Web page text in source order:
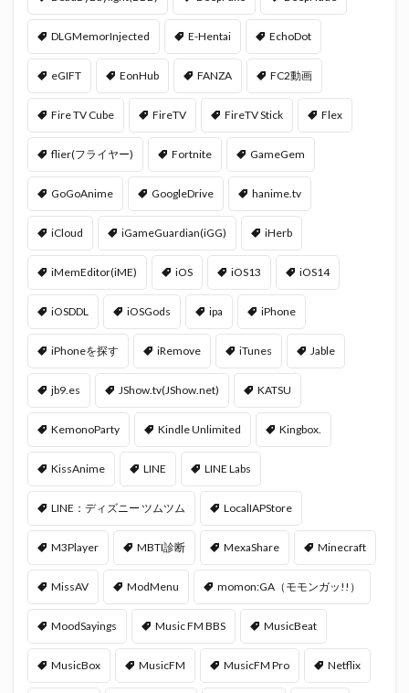
DLGMemorInjected E-Hentai EchoDot
eGIFT EonHub FANZA FC2動画
Fire TV Cube FireTV FireTV Stick Flex
flier(フライヤー) Fortnite GameGem
GoGoAnime GoogleDrive hanime.tv
iCloud iGameGuardian(iGG) iHerb
iMemEditor(iME) iOS iOS13 iOS14
iOSDDL iOSGods ipa iPhone
iPhoneを探す iRemove iTunes Jable
jb9.es JShow.tv(JShow.net) KATSU
KemonoParty Kindle Unlimited Kingbox.
KissAnime LINE LINE Labs
LINE：ディズニー ツムツム LocalIAPStore
M3Player MBTI診断 MexaShare Minecraft
MissAV ModMenu momon:GA（モモンガッ!!）
MoodSayings Music FM BBS MusicBeat
MusicBox MusicFM MusicFM Pro Netflix